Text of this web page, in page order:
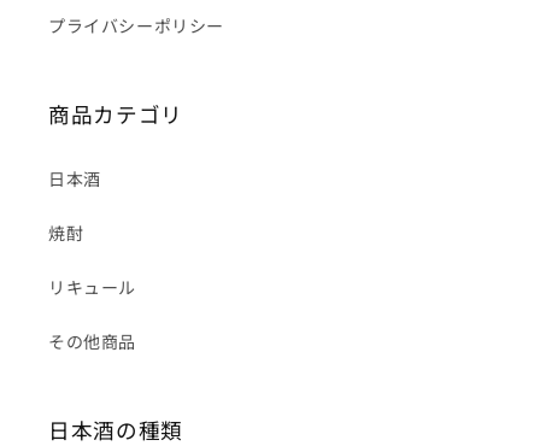
プライバシーポリシー
商品カテゴリ
日本酒
焼酎
リキュール
その他商品
日本酒の種類